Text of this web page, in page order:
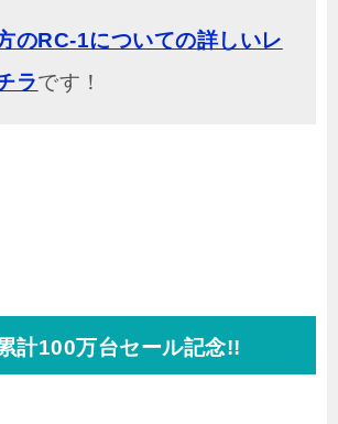
のRC-1についての詳しいレ
ラです！
計100万台セール記念!!